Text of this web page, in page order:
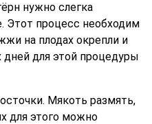
нужно слегка
Этот процесс необходим
на плодах окрепли и
для этой процедуры
Мякоть размять,
для этого можно